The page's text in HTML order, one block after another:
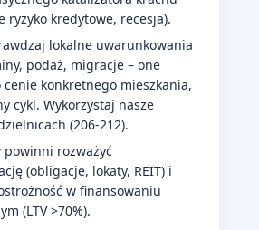
ryzyko kredytowe, recesja).
lokalne uwarunkowania
podaż, migracje – one
cenie konkretnego mieszkania,
cykl. Wykorzystaj nasze
(206-212).
rozważyć
(obligacje, lokaty, REIT) i
w finansowaniu
(LTV >70%).